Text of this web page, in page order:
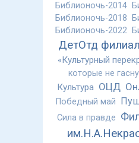
Библионочь-2014
Библионочь-2018
Библионочь-2022
ДетОтд
«Культурный
которые не
Культура ОЦД
Победный май
Сила в правде